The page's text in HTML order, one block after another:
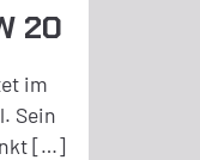
20
im
Sein
[…]